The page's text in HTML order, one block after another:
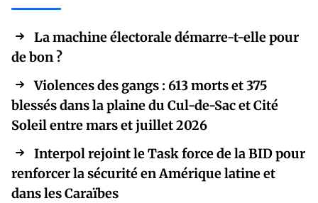
La machine électorale démarre-t-elle pour
de bon ?
Violences des gangs : 613 morts et 375
blessés dans la plaine du Cul-de-Sac et Cité
Soleil entre mars et juillet 2026
Interpol rejoint le Task force de la BID pour
renforcer la sécurité en Amérique latine et
dans les Caraïbes